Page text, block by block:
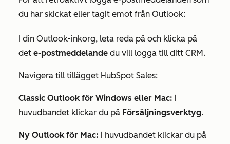
du har skickat eller tagit emot från Outlook:
I din Outlook-inkorg, leta reda på och klicka på
det e-postmeddelande du vill logga till ditt CRM.
Navigera till tillägget HubSpot Sales:
Classic Outlook för Windows eller Mac: i
huvudbandet klickar du på Försäljningsverktyg.
Ny Outlook för Mac: i huvudbandet klickar du på